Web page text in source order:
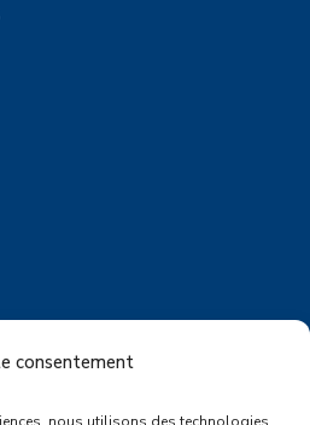
consentement